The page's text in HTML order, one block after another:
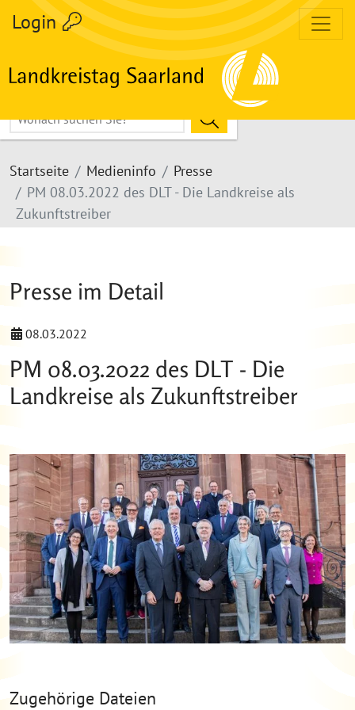
zum Inhalt
Login
Volltextsuche Suche Starten
Startseite Medieninfo
Presse
PM 08.03.2022 des DLT - Die Landkreise als
Zukunftstreiber
Presse im Detail
08.03.2022
PM 08.03.2022 des DLT - Die
Landkreise als Zukunftstreiber
Zugehörige Dateien